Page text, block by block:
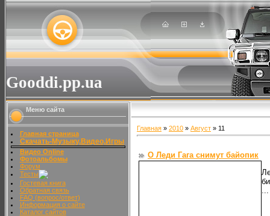
Gooddi.pp.ua
Меню сайта
Главная страница
Скачать-Музыку,Видео,Игры
Видео Online
Фотоальбомы
Форум
Тесты
Гостевая книга
Обратная связь
FAQ (вопрос/ответ)
Информация о сайте
Каталог сайтов
Главная » 2010 » Август » 11
О Леди Гага снимут байопик